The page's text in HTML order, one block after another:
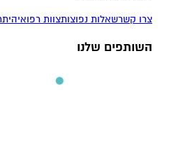
צרו קשרשאלות נפוצותצוות רפואי
השותפים שלנו